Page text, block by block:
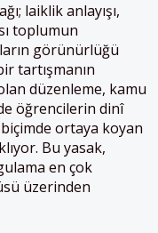
laiklik anlayışı,
toplumun
görünürlüğü
tartışmanın
düzenleme, kamu
öğrencilerin dinî
biçimde ortaya koyan
Bu yasak,
en çok
üzerinden